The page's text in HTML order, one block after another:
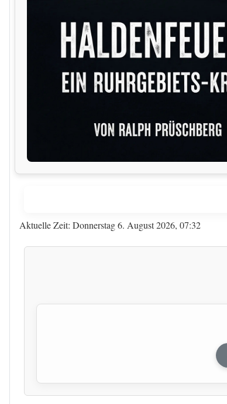
Aktuelle Zeit: Donnerstag 6. August 2026, 07:32